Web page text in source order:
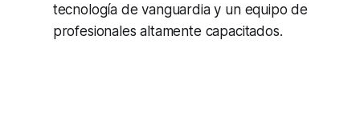
tecnología de vanguardia y un equipo de
profesionales altamente capacitados.